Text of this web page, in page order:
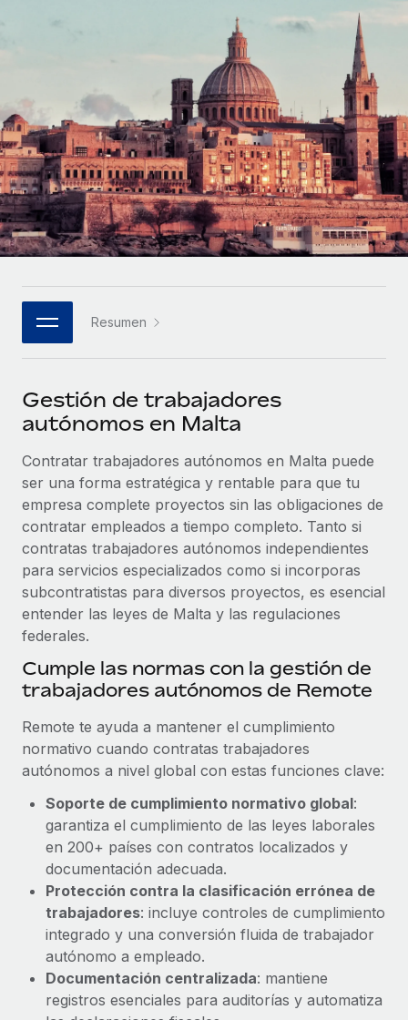
Externaliza tareas laborales complejas.
INFRAESTRUCTURA
Conexión Remote
Integra los RR. HH. en tus flujos de trabajo sin
complicaciones.
Plataforma
Funciones esenciales de RR. HH. integradas para tu
Conectar
Conecta cualquier herramienta de IA con Remote
Optimiza los procesos con herramientas empresariales
esenciales.
SERVICIOS
Pregunta a un experto
Obtén ayuda de gente experta en RR. HH. globales
y cumplimiento normativo.
Comprobaciones de antecedentes
Simplifica los procesos de cribado de candidatos.
Cumplimiento normativo
Adelántate a los riesgos de cumplimiento
Gestión de dispositivos
Proporciona dispositivos tecnológicos y contrólalos
en todo el mundo.
Apertura de entidades
Abre entidades conforme a la legalidad enseguida.
Movilidad y reubicación
Reubica a los empleados con facilidad.
Prestaciones
Gestiona las prestaciones de los empleados sin
complicaciones.
Soluciones ágiles de RR. HH. globales y nóminas para
empresas en crecimiento.
Mediana empresa
Amplía tu equipo con soluciones de RR. HH.
personalizadas.
Empresa
RR. HH. globales para grandes empresas.
ASOCIARSE
Socios tecnológicos estratégicos
Integra la gestión de los RR. HH. globales en tu
Asociarse
Descubre oportunidades de colaborar con nosotros.
Remote Build Próximamente
Consultoría de integraciones y automatización con IA.
CASOS PRÁCTICOS
APRENDIZAJE CON REMOTE
Guías y recursos
Casos prácticos
Glosario de RR. HH.
Listas de verificación y plantillas
Biblioteca de descripciones de puestos
Webinarios
Información sobre salarios y talento
Obtén ayuda
Consulta todos los recursos
Nómina global
Contractor Management
Impuestos
Explora el blog
BLOG
Novedades de producto de Remote:
Integraciones con Gusto y Xero y Contractor
Management Plus
La misión de Remote sigue siendo ayudar a empresas de
todos los tamaños a contratar, gestionar y...
Más información
Español
Italiano
Português (Portugal)
日本語
한국어
中文（简体）Resumen
Gestión de trabajadores
autónomos en Malta
Contratar trabajadores autónomos en Malta puede
ser una forma estratégica y rentable para que tu
empresa complete proyectos sin las obligaciones de
contratar empleados a tiempo completo. Tanto si
contratas trabajadores autónomos independientes
para servicios especializados como si incorporas
subcontratistas para diversos proyectos, es esencial
entender las leyes de Malta y las regulaciones
federales.
Cumple las normas con la gestión de
trabajadores autónomos de Remote
Remote te ayuda a mantener el cumplimiento
normativo cuando contratas trabajadores
autónomos a nivel global con estas funciones clave:
Soporte de cumplimiento normativo global:
garantiza el cumplimiento de las leyes laborales
en 200+ países con contratos localizados y
documentación adecuada.
Protección contra la clasificación errónea de
trabajadores: incluye controles de cumplimiento
integrado y una conversión fluida de trabajador
autónomo a empleado.
Documentación centralizada: mantiene
registros esenciales para auditorías y automatiza